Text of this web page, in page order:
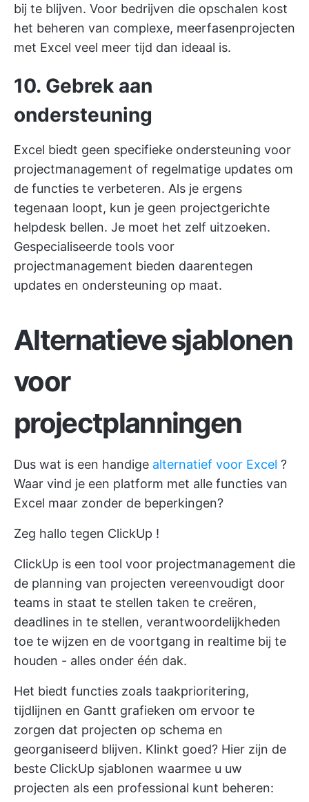
bij te blijven. Voor bedrijven die opschalen kost
het beheren van complexe, meerfasenprojecten
met Excel veel meer tijd dan ideaal is.
10. Gebrek aan
ondersteuning
Excel biedt geen specifieke ondersteuning voor
projectmanagement of regelmatige updates om
de functies te verbeteren. Als je ergens
tegenaan loopt, kun je geen projectgerichte
helpdesk bellen. Je moet het zelf uitzoeken.
Gespecialiseerde tools voor
projectmanagement bieden daarentegen
updates en ondersteuning op maat.
Alternatieve sjablonen
voor
projectplanningen
Dus wat is een handige alternatief voor Excel ?
Waar vind je een platform met alle functies van
Excel maar zonder de beperkingen?
Zeg hallo tegen ClickUp !
ClickUp is een tool voor projectmanagement die
de planning van projecten vereenvoudigt door
teams in staat te stellen taken te creëren,
deadlines in te stellen, verantwoordelijkheden
toe te wijzen en de voortgang in realtime bij te
houden - alles onder één dak.
Het biedt functies zoals taakprioritering,
tijdlijnen en Gantt grafieken om ervoor te
zorgen dat projecten op schema en
georganiseerd blijven. Klinkt goed? Hier zijn de
beste ClickUp sjablonen waarmee u uw
projecten als een professional kunt beheren: